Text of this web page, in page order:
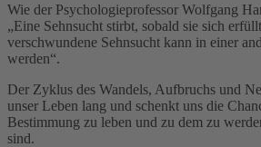
Wie der Psychologieprofessor Wolfgang
„Eine Sehnsucht stirbt, sobald sie sich
verschwundene Sehnsucht kann in einer
werden“.
Der Zyklus des Wandels, Aufbruchs und
unser Leben lang und schenkt uns die
Bestimmung zu leben und zu dem zu
sind.